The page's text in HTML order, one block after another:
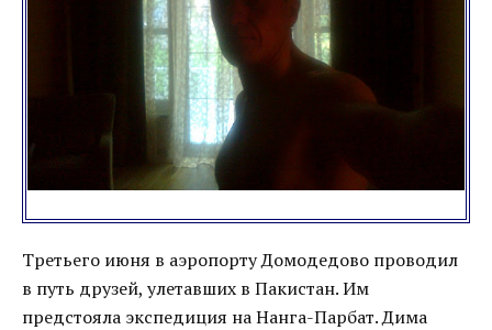
Третьего июня в аэропорту Домодедово проводил
в путь друзей, улетавших в Пакистан. Им
предстояла экспедиция на Нанга-Парбат. Дима